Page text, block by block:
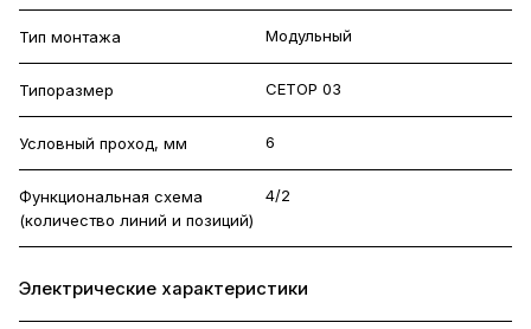
Тип монтажа Модульный
Типоразмер CETOP 03
Условный проход, мм 6
Функциональная схема
(количество линий и позиций)
4/2
Электрические характеристики